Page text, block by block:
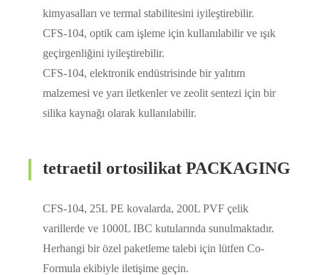
kimyasalları ve termal stabilitesini iyileştirebilir.
CFS-104, optik cam işleme için kullanılabilir ve ışık
geçirgenliğini iyileştirebilir.
CFS-104, elektronik endüstrisinde bir yalıtım
malzemesi ve yarı iletkenler ve zeolit sentezi için bir
silika kaynağı olarak kullanılabilir.
tetraetil ortosilikat PACKAGING
CFS-104, 25L PE kovalarda, 200L PVF çelik
varillerde ve 1000L IBC kutularında sunulmaktadır.
Herhangi bir özel paketleme talebi için lütfen Co-
Formula ekibiyle iletişime geçin.